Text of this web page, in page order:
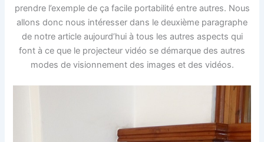
prendre l’exemple de ça facile portabilité entre autres. Nous
allons donc nous intéresser dans le deuxième paragraphe
de notre article aujourd’hui à tous les autres aspects qui
font à ce que le projecteur vidéo se démarque des autres
modes de visionnement des images et des vidéos.